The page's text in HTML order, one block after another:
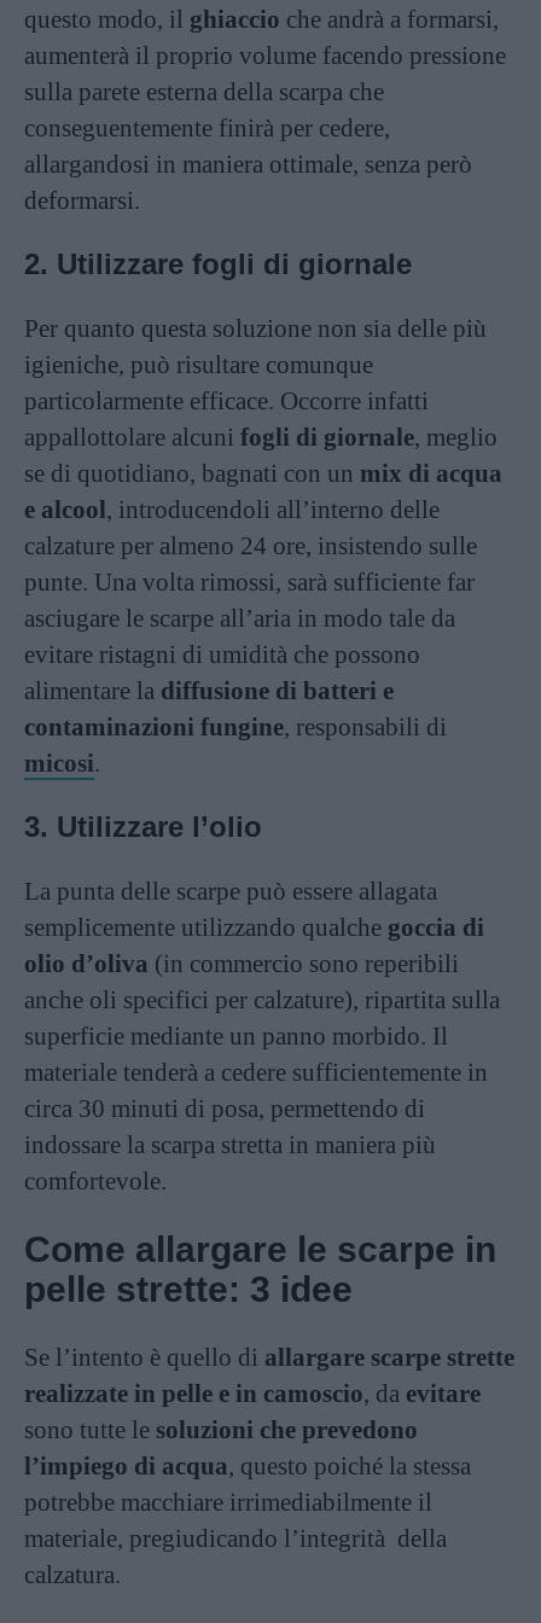
questo modo, il ghiaccio che andrà a formarsi,
aumenterà il proprio volume facendo pressione
sulla parete esterna della scarpa che
conseguentemente finirà per cedere,
allargandosi in maniera ottimale, senza però
deformarsi.
2. Utilizzare fogli di giornale
Per quanto questa soluzione non sia delle più
igieniche, può risultare comunque
particolarmente efficace. Occorre infatti
appallottolare alcuni fogli di giornale, meglio
se di quotidiano, bagnati con un mix di acqua
e alcool, introducendoli all’interno delle
calzature per almeno 24 ore, insistendo sulle
punte. Una volta rimossi, sarà sufficiente far
asciugare le scarpe all’aria in modo tale da
evitare ristagni di umidità che possono
alimentare la diffusione di batteri e
contaminazioni fungine, responsabili di
micosi.
3. Utilizzare l’olio
La punta delle scarpe può essere allagata
semplicemente utilizzando qualche goccia di
olio d’oliva (in commercio sono reperibili
anche oli specifici per calzature), ripartita sulla
superficie mediante un panno morbido. Il
materiale tenderà a cedere sufficientemente in
circa 30 minuti di posa, permettendo di
indossare la scarpa stretta in maniera più
comfortevole.
Come allargare le scarpe in
pelle strette: 3 idee
Se l’intento è quello di allargare scarpe strette
realizzate in pelle e in camoscio, da evitare
sono tutte le soluzioni che prevedono
l’impiego di acqua, questo poiché la stessa
potrebbe macchiare irrimediabilmente il
materiale, pregiudicando l’integrità della
calzatura.